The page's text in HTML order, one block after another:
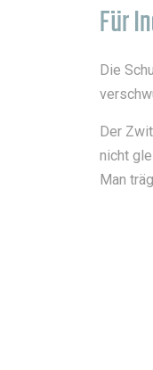
Für
Die
Der
nicht
Man